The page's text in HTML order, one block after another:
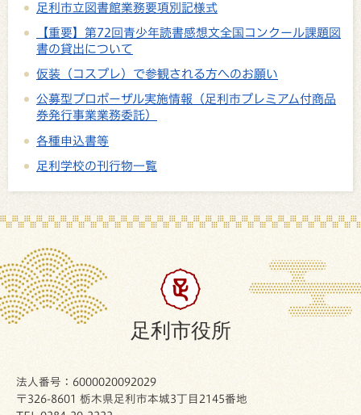
足利市立図書館業務要項別記様式
【重要】第72回青少年読書感想文全国コンクール課題図
書の貸出について
仮装（コスプレ）で参観される方へのお願い
公募型プロポーザル実施情報（足利市プレミアム付商品
券発行事業業務委託）
各種申込書等
足利学校の刊行物一覧
足利市役所
法人番号：6000020092029
〒326-8601 栃木県足利市本城3丁目2145番地